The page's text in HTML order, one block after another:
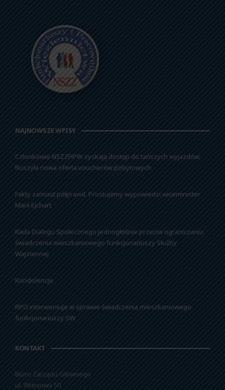
NAJNOWSZE WPISY
Członkowie NSZZFiPW zyskają dostęp do tańszych wyjazdów.
Ruszyła nowa oferta voucherów pobytowych
Fakty zamiast półprawd. Prostujemy wypowiedzi wiceminister
Marii Ejchart
Rada Dialogu Społecznego jednogłośnie przeciw ograniczaniu
świadczenia mieszkaniowego funkcjonariuszy Służby
Więziennej
Kondolencje
RPO interweniuje w sprawie świadczenia mieszkaniowego
funkcjonariuszy SW
KONTAKT
Biuro Zarządu Głównego
ul. Wiśniowa 50